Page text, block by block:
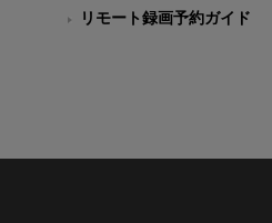
リモート録画予約ガイド